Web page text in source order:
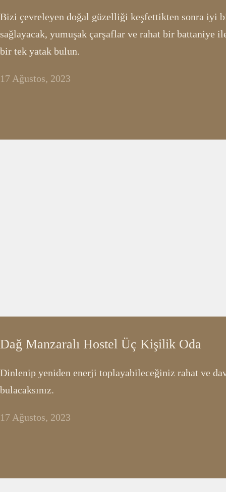
Bizi çevreleyen doğal güzelliği keşfettikten sonra iyi
sağlayacak, yumuşak çarşaflar ve rahat bir battaniye
bir tek yatak bulun.
17 Ağustos, 2023
Dağ Manzaralı Hostel Üç Kişilik Oda
Dinlenip yeniden enerji toplayabileceğiniz rahat ve
bulacaksınız.
17 Ağustos, 2023